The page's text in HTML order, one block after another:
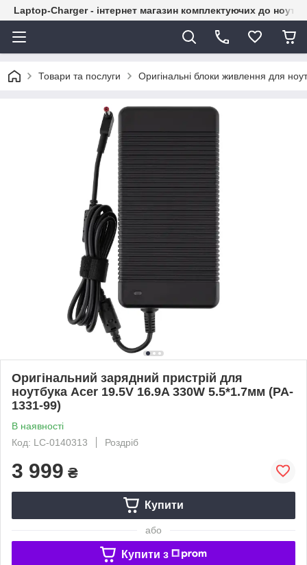
Laptop-Charger - інтернет магазин комплектуючих до
Товари та послуги Оригінальні блоки живлення для
Оригінальний зарядний пристрій для
ноутбука Acer 19.5V 16.9A 330W 5.5*1.7мм (PA-
1331-99)
В наявності
Код: LC-0140313
Роздріб
3 999 ₴
Купити
або
Купити з